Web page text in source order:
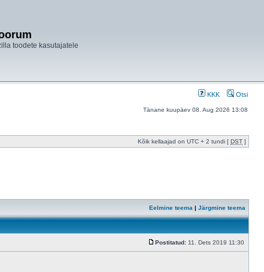
toodete kasutajatele
KKK Otsi
Tänane kuupäev 08. Aug 2026 13:08
Kõik kellaajad on UTC + 2 tundi [ DST ]
Eelmine teema | Järgmine teema
Postitatud: 11. Dets 2019 11:30